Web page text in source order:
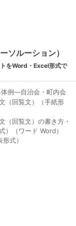
ソルーション）
をWord・Excel形式で
体例―自治会・町内会
（回覧文）（手紙形
（回覧文）の書き方・
）（ワード Word）
式）